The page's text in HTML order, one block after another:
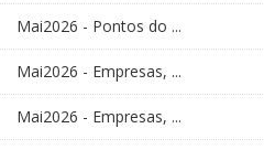
Mai2026 - Pontos do ...
Mai2026 - Empresas, ...
Mai2026 - Empresas, ...